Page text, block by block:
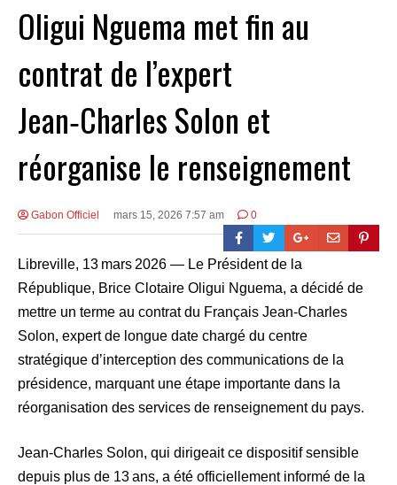
Oligui Nguema met fin au
contrat de l’expert
Jean‑Charles Solon et
réorganise le renseignement
Gabon Officiel mars 15, 2026 7:57 am 0
Libreville, 13 mars 2026 — Le Président de la
République, Brice Clotaire Oligui Nguema, a décidé de
mettre un terme au contrat du Français Jean‑Charles
Solon, expert de longue date chargé du centre
stratégique d’interception des communications de la
présidence, marquant une étape importante dans la
réorganisation des services de renseignement du pays.
Jean‑Charles Solon, qui dirigeait ce dispositif sensible
depuis plus de 13 ans, a été officiellement informé de la